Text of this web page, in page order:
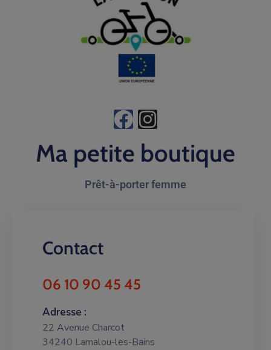
Ma petite boutique
Prêt-à-porter femme
Contact
06 10 90 45 45
Adresse :
22 Avenue Charcot
34240 Lamalou-les-Bains